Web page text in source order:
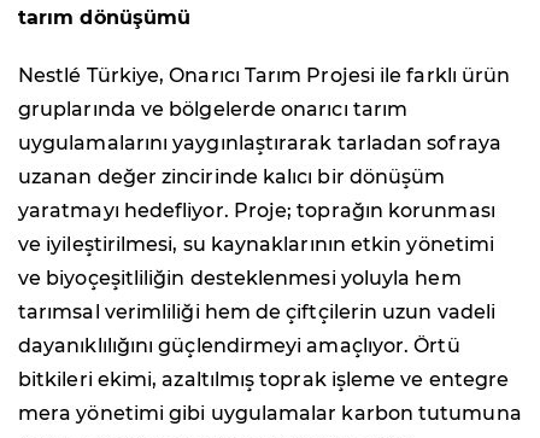
tarım dönüşümü
Nestlé Türkiye, Onarıcı Tarım Projesi ile farklı ürün
gruplarında ve bölgelerde onarıcı tarım
uygulamalarını yaygınlaştırarak tarladan sofraya
uzanan değer zincirinde kalıcı bir dönüşüm
yaratmayı hedefliyor. Proje; toprağın korunması
ve iyileştirilmesi, su kaynaklarının etkin yönetimi
ve biyoçeşitliliğin desteklenmesi yoluyla hem
tarımsal verimliliği hem de çiftçilerin uzun vadeli
dayanıklılığını güçlendirmeyi amaçlıyor. Örtü
bitkileri ekimi, azaltılmış toprak işleme ve entegre
mera yönetimi gibi uygulamalar karbon tutumuna